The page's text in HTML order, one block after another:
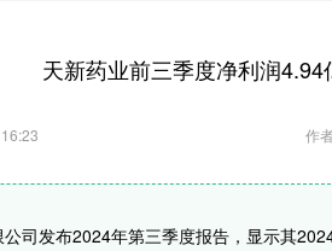
天新药业前三季度净利润
作
司发布2024年第三季度报告，显示其